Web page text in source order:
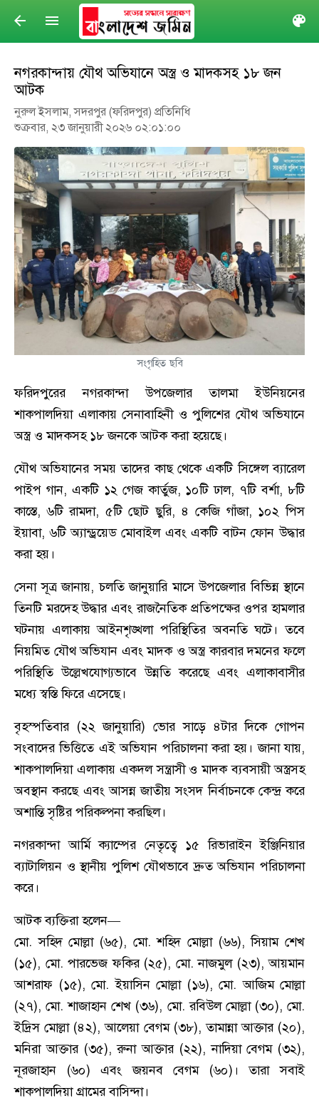
arrow_back menu
নগরকান্দায় যৌথ অভিযানে অস্ত্র ও মাদকসহ ১৮ জন
আটক
নুরুল ইসলাম, সদরপুর (ফরিদপুর) প্রতিনিধি
শুক্রবার, ২৩ জানুয়ারী ২০২৬ ০২:০১:০০
সংগৃহিত ছবি
ফরিদপুরের নগরকান্দা উপজেলার তালমা ইউনিয়নের
শাকপালদিয়া এলাকায় সেনাবাহিনী ও পুলিশের যৌথ অভিযানে
অস্ত্র ও মাদকসহ ১৮ জনকে আটক করা হয়েছে।
যৌথ অভিযানের সময় তাদের কাছ থেকে একটি সিঙ্গেল ব্যারেল
পাইপ গান, একটি ১২ গেজ কার্তুজ, ১০টি ঢাল, ৭টি বর্শা, ৮টি
কাস্তে, ৬টি রামদা, ৫টি ছোট ছুরি, ৪ কেজি গাঁজা, ১০২ পিস
ইয়াবা, ৬টি অ্যান্ড্রয়েড মোবাইল এবং একটি বাটন ফোন উদ্ধার
করা হয়।
সেনা সূত্র জানায়, চলতি জানুয়ারি মাসে উপজেলার বিভিন্ন স্থানে
তিনটি মরদেহ উদ্ধার এবং রাজনৈতিক প্রতিপক্ষের ওপর হামলার
ঘটনায় এলাকায় আইনশৃঙ্খলা পরিস্থিতির অবনতি ঘটে। তবে
নিয়মিত যৌথ অভিযান এবং মাদক ও অস্ত্র কারবার দমনের ফলে
পরিস্থিতি উল্লেখযোগ্যভাবে উন্নতি করেছে এবং এলাকাবাসীর
মধ্যে স্বস্তি ফিরে এসেছে।
বৃহস্পতিবার (২২ জানুয়ারি) ভোর সাড়ে ৪টার দিকে গোপন
সংবাদের ভিত্তিতে এই অভিযান পরিচালনা করা হয়। জানা যায়,
শাকপালদিয়া এলাকায় একদল সন্ত্রাসী ও মাদক ব্যবসায়ী অস্ত্রসহ
অবস্থান করছে এবং আসন্ন জাতীয় সংসদ নির্বাচনকে কেন্দ্র করে
অশান্তি সৃষ্টির পরিকল্পনা করছিল।
নগরকান্দা আর্মি ক্যাম্পের নেতৃত্বে ১৫ রিভারাইন ইঞ্জিনিয়ার
ব্যাটালিয়ন ও স্থানীয় পুলিশ যৌথভাবে দ্রুত অভিযান পরিচালনা
করে।
আটক ব্যক্তিরা হলেন—
মো. সহিদ মোল্লা (৬৫), মো. শহিদ মোল্লা (৬৬), সিয়াম শেখ
(১৫), মো. পারভেজ ফকির (২৫), মো. নাজমুল (২৩), আয়মান
আশরাফ (১৫), মো. ইয়াসিন মোল্লা (১৬), মো. আজিম মোল্লা
(২৭), মো. শাজাহান শেখ (৩৬), মো. রবিউল মোল্লা (৩০), মো.
ইদ্রিস মোল্লা (৪২), আলেয়া বেগম (৩৮), তামান্না আক্তার (২০),
মনিরা আক্তার (৩৫), রুনা আক্তার (২২), নাদিয়া বেগম (৩২),
নূরজাহান (৬০) এবং জয়নব বেগম (৬০)। তারা সবাই
শাকপালদিয়া গ্রামের বাসিন্দা।